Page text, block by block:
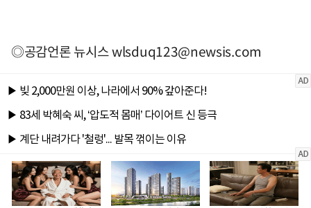
◎공감언론 뉴시스wlsduq123@newsis.com